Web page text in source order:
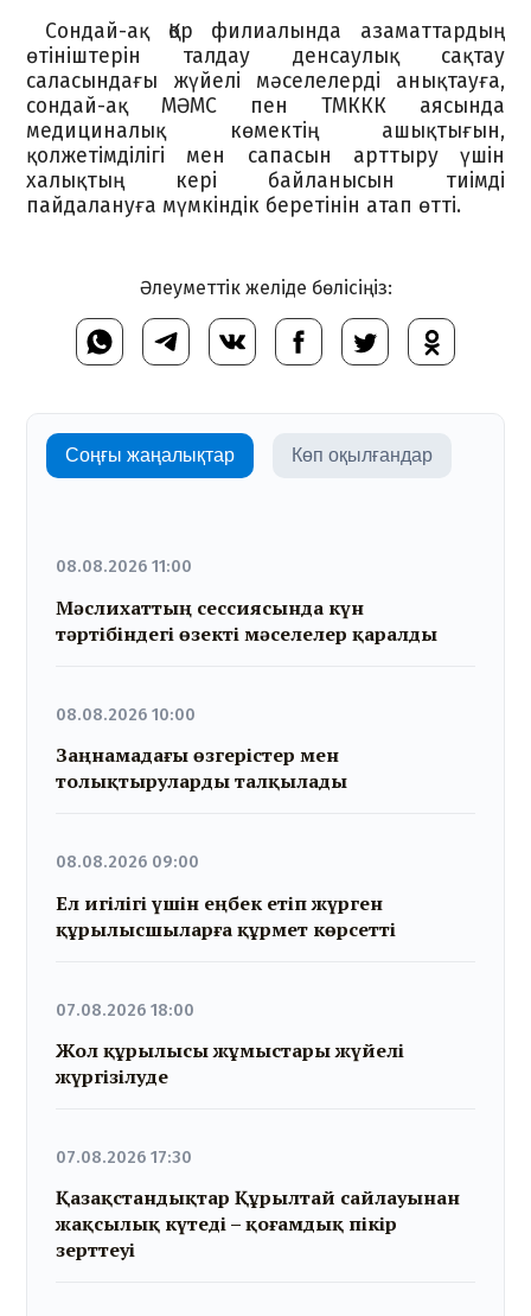
Әлеуметтік желіде бөлісіңіз:
Сондай-ақ Қор филиалында азаматтардың
өтініштерін талдау денсаулық сақтау
саласындағы жүйелі мәселелерді анықтауға,
сондай-ақ МӘМС пен ТМККК аясында
медициналық көмектің ашықтығын,
қолжетімділігі мен сапасын арттыру үшін
халықтың кері байланысын тиімді
пайдалануға мүмкіндік беретінін атап өтті.
Соңғы жаңалықтар Көп оқылғандар
08.08.2026 11:00
Мәслихаттың сессиясында күн
тәртібіндегі өзекті мәселелер қаралды
08.08.2026 10:00
Заңнамадағы өзгерістер мен
толықтыруларды талқылады
08.08.2026 09:00
Ел игілігі үшін еңбек етіп жүрген
құрылысшыларға құрмет көрсетті
07.08.2026 18:00
Жол құрылысы жұмыстары жүйелі
жүргізілуде
07.08.2026 17:30
Қазақстандықтар Құрылтай сайлауынан
жақсылық күтеді – қоғамдық пікір
зерттеуі